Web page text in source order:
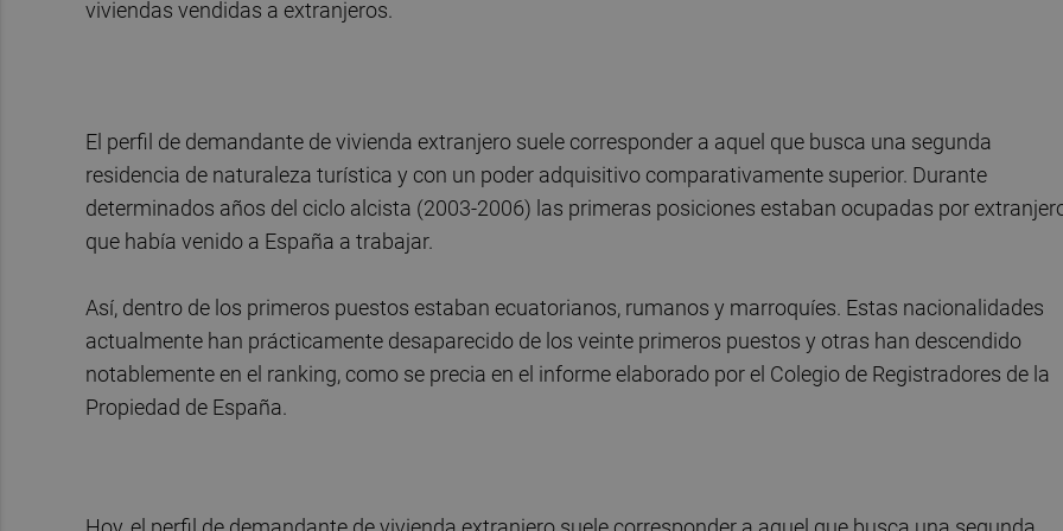
viviendas vendidas a extranjeros.
El perfil de demandante de vivienda extranjero suele corresponder a aquel que busca una segunda
residencia de naturaleza turística y con un poder adquisitivo comparativamente superior. Durante
determinados años del ciclo alcista (2003-2006) las primeras posiciones estaban ocupadas por
que había venido a España a trabajar.
Así, dentro de los primeros puestos estaban ecuatorianos, rumanos y marroquíes. Estas nacionalidades
actualmente han prácticamente desaparecido de los veinte primeros puestos y otras han descendido
notablemente en el ranking, como se precia en el informe elaborado por el Colegio de Registradores de la
Propiedad de España.